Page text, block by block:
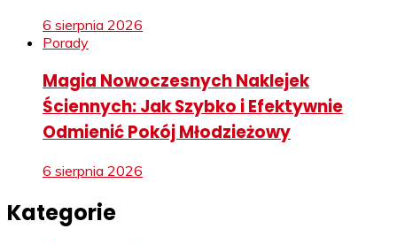
6 sierpnia 2026
Porady
Magia Nowoczesnych Naklejek
Ściennych: Jak Szybko i Efektywnie
Odmienić Pokój Młodzieżowy
6 sierpnia 2026
Kategorie